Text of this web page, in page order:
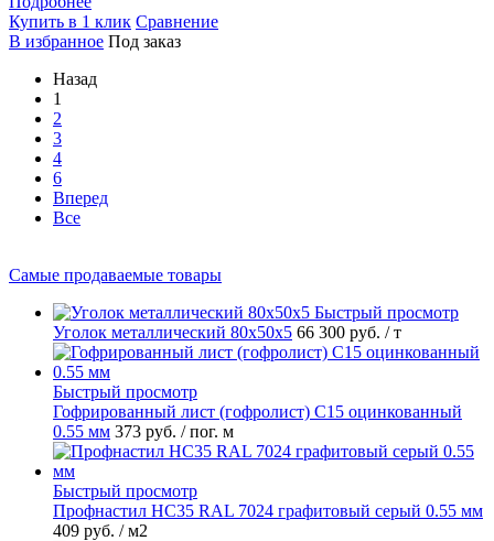
Купить в 1 клик Сравнение
В избранное Под заказ
Назад
1
2
3
4
6
Вперед
Все
Самые продаваемые товары
Быстрый просмотр
Уголок металлический 80х50х5 66 300 руб. / т
Быстрый просмотр
Гофрированный лист (гофролист) С15 оцинкованный
0.55 мм 373 руб. / пог. м
Быстрый просмотр
Профнастил НС35 RAL 7024 графитовый серый 0.55 мм
409 руб. / м2